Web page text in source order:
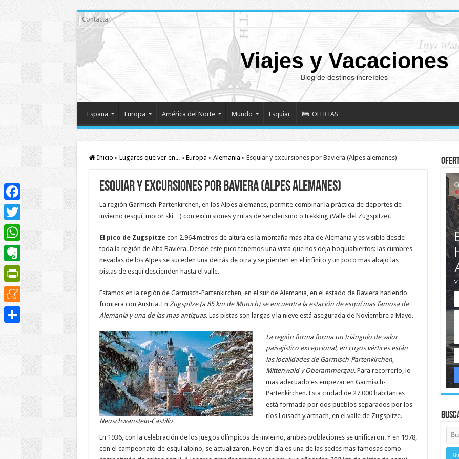
Contactar
Viajes y Vacaciones
Blog de destinos increíbles
España Europa América del Norte Mundo Esquiar OFERTAS
Inicio » Lugares que ver en... » Europa » Alemania » Esquiar y excursiones por Baviera (Alpes alemanes)
Esquiar y excursiones por Baviera (Alpes alemanes)
La región Garmisch-Partenkirchen, en los Alpes alemanes, permite combinar la práctica de deportes de
invierno (esquí, motor ski…) con excursiones y rutas de senderismo o trekking (Valle del Zugspitze).
El pico de Zugspitzecon 2.964 metros de altura es la montaña mas alta de Alemania y es visible desde
toda la región de Alta Baviera. Desde este pico tenemos una vista que nos deja boquiabiertos: las cumbres
nevadas de los Alpes se suceden una detrás de otra y se pierden en el infinito y un poco mas abajo las
pistas de esquí descienden hasta el valle.
Estamos en la región de Garmisch-Partenkirchen, en el sur de Alemania, en el estado de Baviera haciendo
frontera con Austria. En Zugspitze (a 85 km de Munich) se encuentra la estación de esquí mas famosa de
Alemania y una de las mas antiguas. Las pistas son largas y la nieve está asegurada de Noviembre a Mayo.
Neuschwanstein-Castillo
La región forma forma un triángulo de valor
paisajístico excepcional, en cuyos vértices están
las localidades de Garmisch-Partenkirchen,
Mittenwald y Oberammergau. Para recorrerlo, lo
mas adecuado es empezar en Garmisch-
Partenkirchen. Esta ciudad de 27.000 habitantes
está formada por dos pueblos separados por los
ríos Loisach y artnach, en el valle de Zugspitze.
En 1936, con la celebración de los juegos olímpicos de invierno, ambas poblaciones se unificaron. Y en 1978,
con el campeonato de esquí alpino, se actualizaron. Hoy en día es una de las sedes mas famosas como
Facebook
Twitter
WhatsApp
Evernote
PrintFriendly
Meneame
Compartir